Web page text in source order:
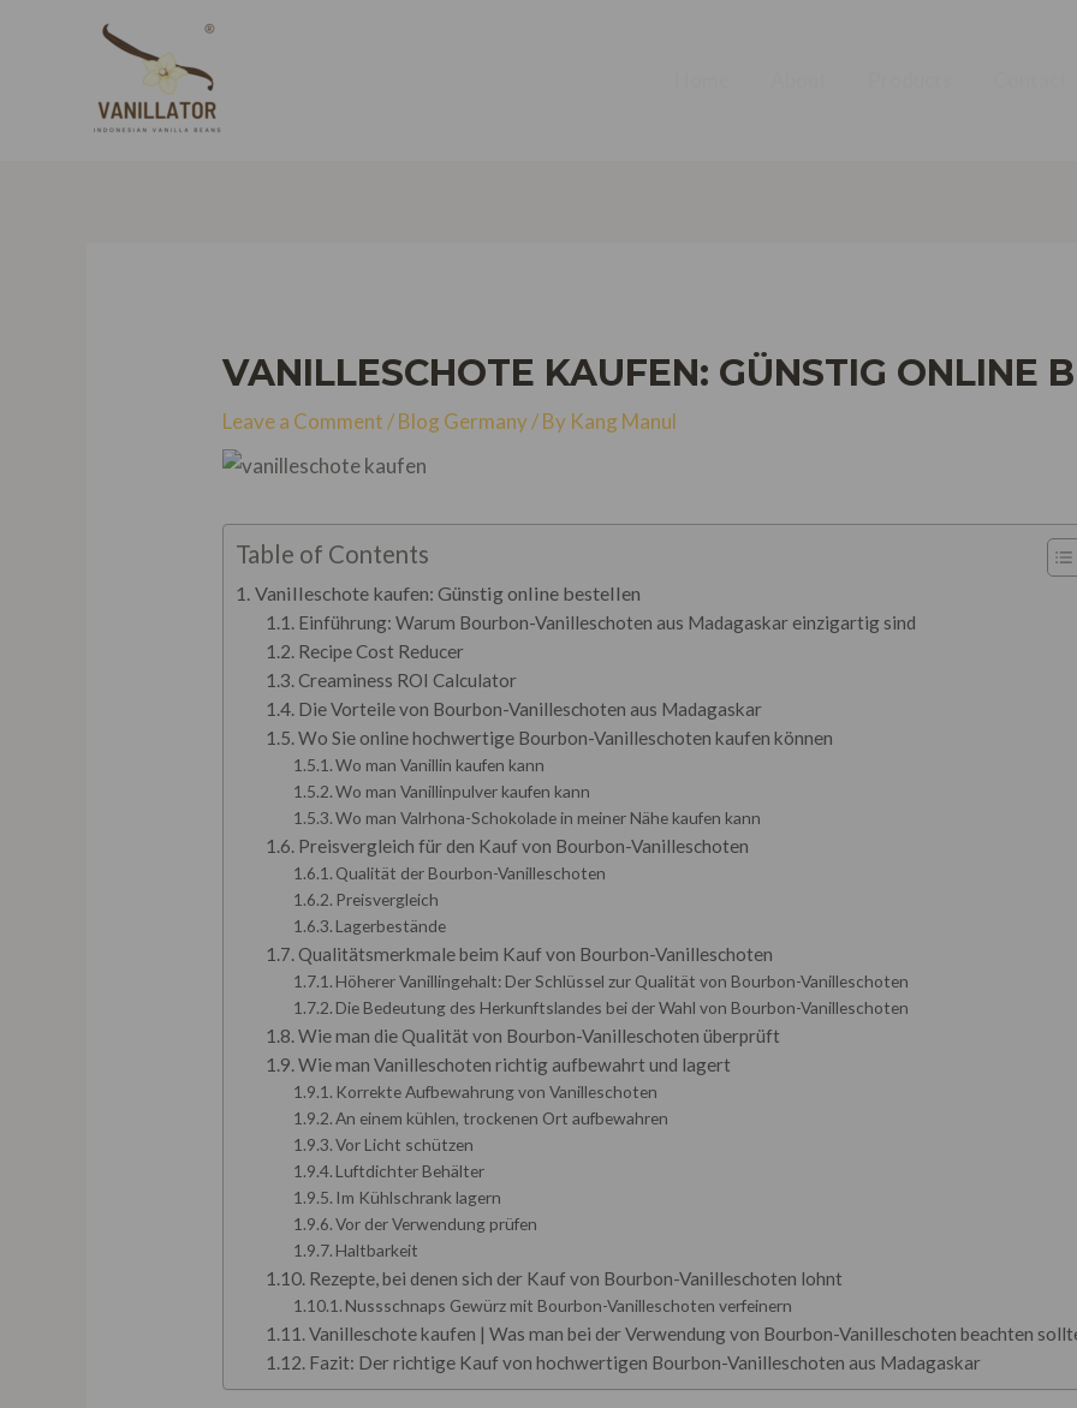
VANILLESCHOTE KAUFEN: GÜNSTIG ONLINE
Leave a Comment /Blog Germany/ By Kang Manul
Table of Contents
Vanilleschote kaufen: Günstig online bestellen
Einführung: Warum Bourbon-Vanilleschoten aus Madagaskar einzigartig sind
Recipe Cost Reducer
Creaminess ROI Calculator
Die Vorteile von Bourbon-Vanilleschoten aus Madagaskar
Wo Sie online hochwertige Bourbon-Vanilleschoten kaufen können
Wo man Vanillin kaufen kann
Wo man Vanillinpulver kaufen kann
Wo man Valrhona-Schokolade in meiner Nähe kaufen kann
Preisvergleich für den Kauf von Bourbon-Vanilleschoten
Qualität der Bourbon-Vanilleschoten
Preisvergleich
Lagerbestände
Qualitätsmerkmale beim Kauf von Bourbon-Vanilleschoten
Höherer Vanillingehalt: Der Schlüssel zur Qualität von Bourbon-Vanilleschoten
Die Bedeutung des Herkunftslandes bei der Wahl von Bourbon-Vanilleschoten
Wie man die Qualität von Bourbon-Vanilleschoten überprüft
Wie man Vanilleschoten richtig aufbewahrt und lagert
Korrekte Aufbewahrung von Vanilleschoten
An einem kühlen, trockenen Ort aufbewahren
Vor Licht schützen
Luftdichter Behälter
Im Kühlschrank lagern
Vor der Verwendung prüfen
Haltbarkeit
Rezepte, bei denen sich der Kauf von Bourbon-Vanilleschoten lohnt
Nussschnaps Gewürz mit Bourbon-Vanilleschoten verfeinern
Vanilleschote kaufen | Was man bei der Verwendung von Bourbon-Vanilleschoten beachten
Fazit: Der richtige Kauf von hochwertigen Bourbon-Vanilleschoten aus Madagaskar